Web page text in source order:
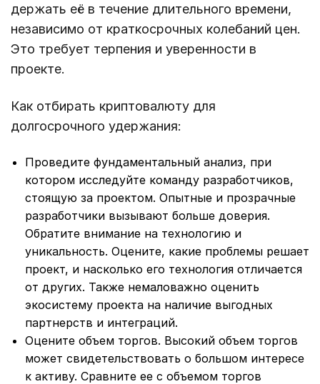
держать её в течение длительного времени,
независимо от краткосрочных колебаний цен.
Это требует терпения и уверенности в
проекте.
Как отбирать криптовалюту для
долгосрочного удержания:
Проведите фундаментальный анализ, при
котором исследуйте команду разработчиков,
стоящую за проектом. Опытные и прозрачные
разработчики вызывают больше доверия.
Обратите внимание на технологию и
уникальность. Оцените, какие проблемы решает
проект, и насколько его технология отличается
от других. Также немаловажно оценить
экосистему проекта на наличие выгодных
партнерств и интеграций.
Оцените объем торгов. Высокий объем торгов
может свидетельствовать о большом интересе
к активу. Сравните ее с объемом торгов